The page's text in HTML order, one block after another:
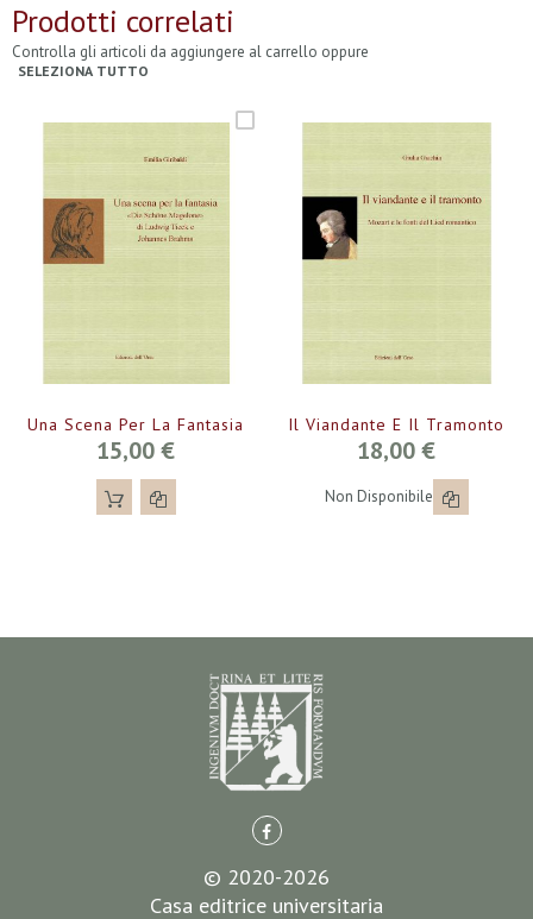
Prodotti correlati
Controlla gli articoli da aggiungere al carrello oppure
SELEZIONA TUTTO
Una Scena Per La Fantasia
15,00 €
Il Viandante E Il Tramonto
18,00 €
Non Disponibile
© 2020-2026
Casa editrice universitaria